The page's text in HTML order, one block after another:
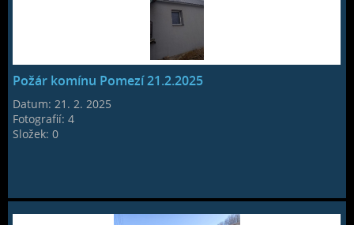
Požár komínu Pomezí 21.2.2025
Datum:21. 2. 2025
Fotografií:4
Složek:0